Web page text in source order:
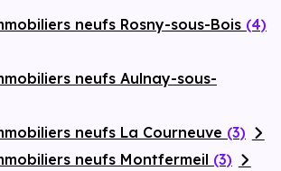
neufs Rosny-sous-Bois (4)
neufs Aulnay-sous-
neufs La Courneuve (3)
neufs Montfermeil (3)